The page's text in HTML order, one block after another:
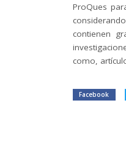
ProQues
contienen
como,
Facebook